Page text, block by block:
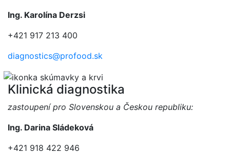
Ing. Karolína Derzsi
+421 917 213 400
diagnostics@profood.sk
Klinická diagnostika
zastoupení pro Slovenskou a Českou republiku:
Ing. Darina Sládeková
+421 918 422 946